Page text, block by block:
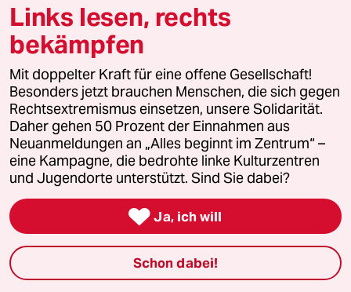
29.08.2025 09:14 Uhr
@Kaboom:
Vor der Wahl 2021 war Merz ein
drittrangiges CDU-Mitglied und die
Linke schwach.
Die Nominierung von Baerbock
brachte den Knick in den Umfragen.
T Truhe
29.08.2025, 12:37 Uhr
Es war nicht die Nominierung von
Baerbock, die den Knick in den
Links lesen, rechts
bekämpfen
Mit doppelter Kraft für eine offene Gesellschaft!
Besonders jetzt brauchen Menschen, die sich gegen
Rechtsextremismus einsetzen, unsere Solidarität.
Daher gehen 50 Prozent der Einnahmen aus
Neuanmeldungen an „Alles beginnt im Zentrum“ –
eine Kampagne, die bedrohte linke Kulturzentren
und Jugendorte unterstützt. Sind Sie dabei?
 Ja, ich will
Schon dabei!